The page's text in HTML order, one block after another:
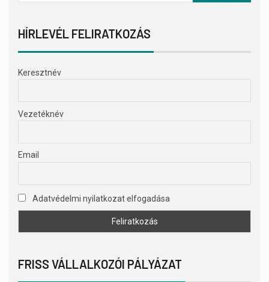
HÍRLEVÉL FELIRATKOZÁS
Keresztnév
Vezetéknév
Email
Adatvédelmi nyilatkozat elfogadása
FRISS VÁLLALKOZÓI PÁLYÁZAT